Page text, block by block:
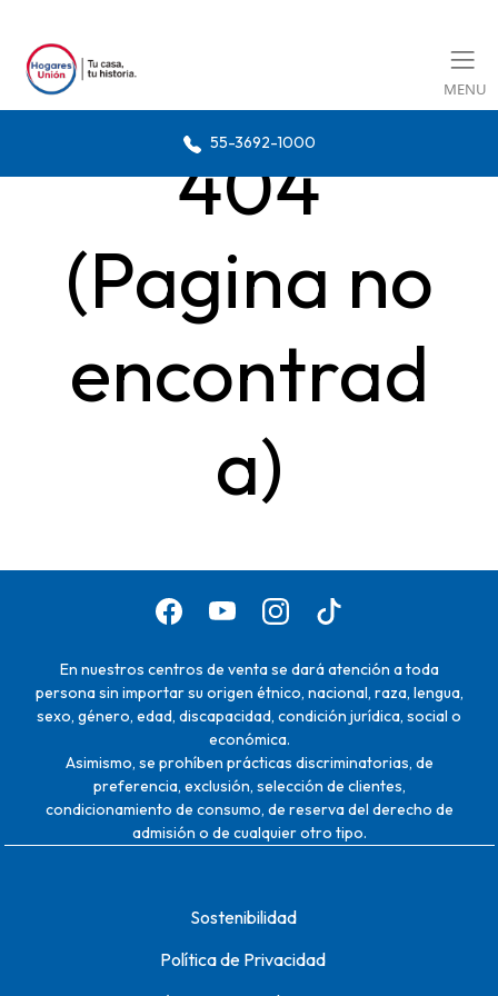
MENU
55-3692-1000
404
(Pagina no
encontrad
a)
En nuestros centros de venta se dará atención a toda
persona sin importar su origen étnico, nacional, raza, lengua,
sexo, género, edad, discapacidad, condición jurídica, social o
económica.
Asimismo, se prohíben prácticas discriminatorias, de
preferencia, exclusión, selección de clientes,
condicionamiento de consumo, de reserva del derecho de
admisión o de cualquier otro tipo.
Sostenibilidad
Política de Privacidad